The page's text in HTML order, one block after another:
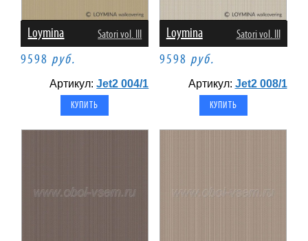
Loymina Satori vol. III
9598 руб.
Артикул:Jet2 004/1
Loymina Satori vol. III
9598 руб.
Артикул: Jet2 008/1